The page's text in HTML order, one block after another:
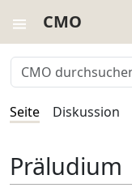
CMO
Seite Diskussion
Präludium